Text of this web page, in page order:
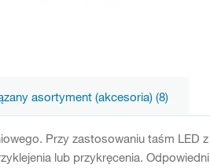
asortyment (akcesoria) (8)
Przy zastosowaniu taśm LED
lub przykręcenia.